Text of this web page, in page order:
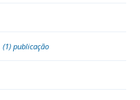
(1) publicação